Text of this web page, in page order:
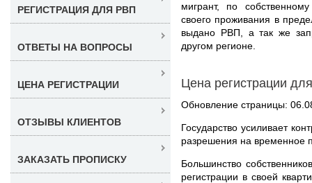
мигрант, по
своего проживания в
выдано РВП, а так же
другом регионе.
Цена регистрации
Обновление страницы:
Государство усиливает
разрешения на временное
Большинство
регистрации в своей
РЕГИСТРАЦИЯ ДЛЯ РВП
ОТВЕТЫ НА ВОПРОСЫ
ЦЕНА РЕГИСТРАЦИИ
ОТЗЫВЫ КЛИЕНТОВ
ЗАКАЗАТЬ ПРОПИСКУ